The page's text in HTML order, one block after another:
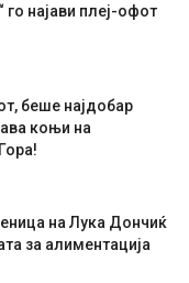
го најави плеј-офот
беше најдобар
коњи на
на Лука Дончиќ
за алиментација